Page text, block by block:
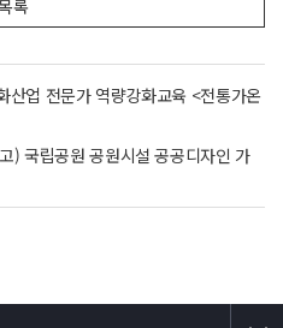
록
업 전문가 역량강화교육 <전통가온
) 국립공원 공원시설 공공디자인 가